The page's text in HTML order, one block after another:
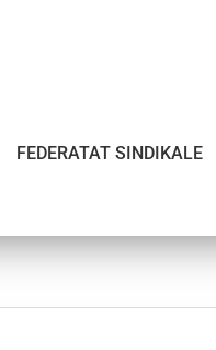
FEDERATAT SINDIKALE